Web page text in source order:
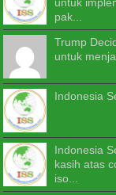
pak...
Trump
untuk
Indonesia
Indonesia
kasih atas
iso...